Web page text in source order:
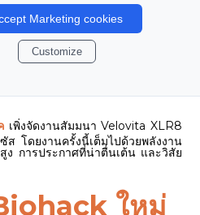
Marketing cookies
Customize
เพิ่งจัดงานสัมมนา Velovita XLR8
ส โดยงานครั้งนี้เต็มไปด้วยพลังงาน
ง การประกาศที่น่าตื่นเต้น และวิสัย
ใหม่